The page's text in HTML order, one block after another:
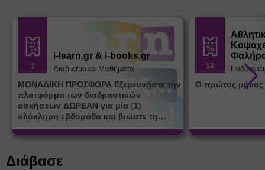
1
i-learn.gr & i-books.gr
Διαδικτυακά Μαθήματα
ΜΟΝΑΔΙΚΗ ΠΡΟΣΦΟΡΑ Εξερευνήστε την
πλατφόρμα των διαδραστικών
ασκήσεων ΔΩΡΕΑΝ για μία (1)
ολόκληρη εβδομάδα και βιώστε τη
learn.gr* * Αφορά νέες εγγραφές
12
Ο πρώτος
Διάβασε